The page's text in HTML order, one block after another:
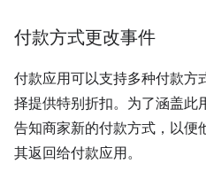
付款方式更改事件
付款应用可以支持多种付款方
择提供特别折扣。为了涵盖此
告知商家新的付款方式，以便
其返回给付款应用。